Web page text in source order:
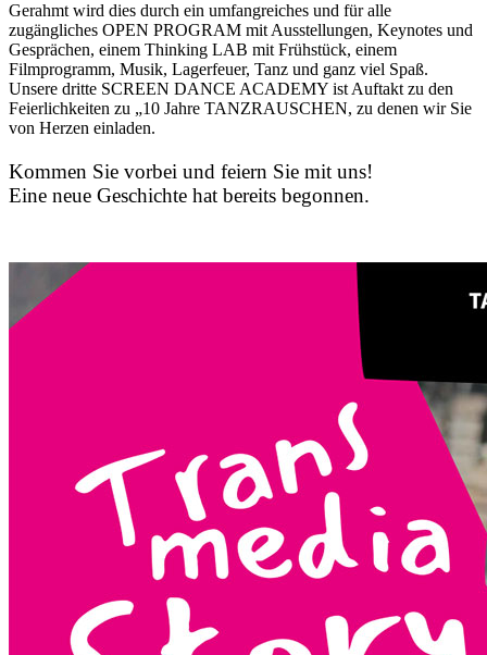
Gerahmt wird dies durch ein umfangreiches und für alle
zugängliches OPEN PROGRAM mit Ausstellungen, Keynotes und
Gesprächen, einem Thinking LAB mit Frühstück, einem
Filmprogramm, Musik, Lagerfeuer, Tanz und ganz viel Spaß.
Unsere dritte SCREEN DANCE ACADEMY ist Auftakt zu den
Feierlichkeiten zu „10 Jahre TANZRAUSCHEN, zu denen wir Sie
von Herzen einladen.
Kommen Sie vorbei und feiern Sie mit uns!
Eine neue Geschichte hat bereits begonnen.